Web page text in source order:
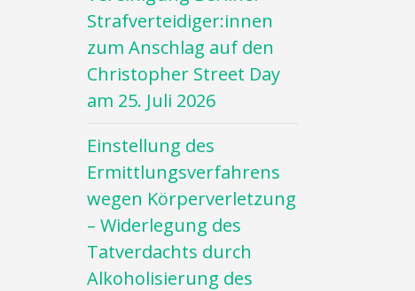
Strafverteidiger:innen
zum Anschlag auf den
Christopher Street Day
am 25. Juli 2026
Einstellung des
Ermittlungsverfahrens
wegen Körperverletzung
– Widerlegung des
Tatverdachts durch
Alkoholisierung des